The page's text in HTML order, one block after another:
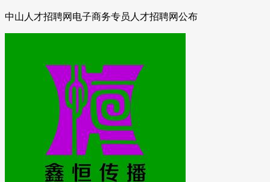
中山人才招聘网电子商务专员人才招聘网公布